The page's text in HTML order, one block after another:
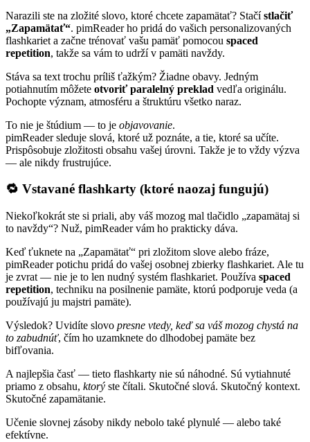
Narazili ste na zložité slovo, ktoré chcete zapamätať? Stačístlačiť
„Zapamätať“. pimReader ho pridá do vašich personalizovaných
flashkariet a začne trénovať vašu pamäť pomocou spaced
repetition, takže sa vám to udrží v pamäti navždy.
Stáva sa text trochu príliš ťažkým? Žiadne obavy. Jedným
potiahnutím môžete otvoriť paralelný preklad vedľa originálu.
Pochopte význam, atmosféru a štruktúru všetko naraz.
To nie je štúdium — to je objavovanie.
pimReader sleduje slová, ktoré už poznáte, a tie, ktoré sa učíte.
Prispôsobuje zložitosti obsahu vašej úrovni. Takže je to vždy výzva
— ale nikdy frustrujúce.
🔁 Vstavané flashkarty (ktoré naozaj fungujú)
Niekoľkokrát ste si priali, aby váš mozog mal tlačidlo „zapamätaj si
to navždy“? Nuž, pimReader vám ho prakticky dáva.
Keď ťuknete na „Zapamätať“ pri zložitom slove alebo fráze,
pimReader potichu pridá do vašej osobnej zbierky flashkariet. Ale tu
je zvrat — nie je to len nudný systém flashkariet. Používa spaced
repetition, techniku na posilnenie pamäte, ktorú podporuje veda (a
používajú ju majstri pamäte).
Výsledok? Uvidíte slovo presne vtedy, keď sa váš mozog chystá na
to zabudnúť, čím ho uzamknete do dlhodobej pamäte bez
bifľovania.
A najlepšia časť — tieto flashkarty nie sú náhodné. Sú vytiahnuté
priamo z obsahu, ktorý ste čítali. Skutočné slová. Skutočný kontext.
Skutočné zapamätanie.
Učenie slovnej zásoby nikdy nebolo také plynulé — alebo také
efektívne.